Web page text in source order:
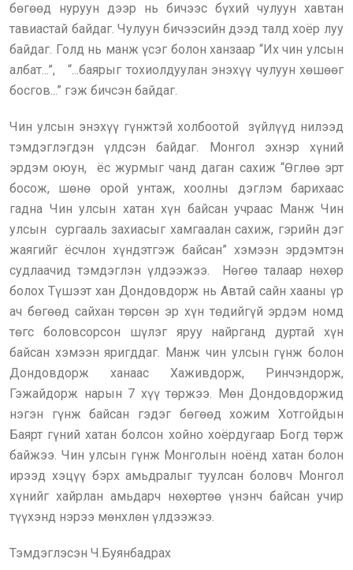
бөгөөд нуруун дээр нь бичээс бүхий чулуун хавтан
тавиастай байдаг. Чулуун бичээсийн дээд талд хоёр луу
байдаг. Голд нь манж үсэг болон ханзаар “Их чин улсын
албат...”, “...баярыг тохиолдуулан энэхүү чулуун хөшөөг
босгов...” гэж бичсэн байдаг.
Чин улсын энэхүү гүнжтэй холбоотой зүйлүүд нилээд
тэмдэглэгдэн үлдсэн байдаг. Монгол эхнэр хүний
эрдэм оюун, ёс журмыг чанд даган сахиж “Өглөө эрт
босож, шөнө орой унтаж, хоолны дэглэм барихаас
гадна Чин улсын хатан хүн байсан учраас Манж Чин
улсын сургааль захиасыг хамгаалан сахиж, гэрийн дэг
жаягийг ёсчлон хүндэтгэж байсан” хэмээн эрдэмтэн
судлаачид тэмдэглэн үлдээжээ. Нөгөө талаар нөхөр
болох Түшээт хан Дондовдорж нь Автай сайн хааны үр
ач бөгөөд сайхан төрсөн эр хүн төдийгүй эрдэм номд
төгс боловсорсон шүлэг яруу найрганд дуртай хүн
байсан хэмээн яригддаг. Манж чин улсын гүнж болон
Дондовдорж ханаас Хаживдорж, Ринчэндорж,
Гэжайдорж нарын 7 хүү төржээ. Мөн Дондовдоржид
нэгэн гүнж байсан гэдэг бөгөөд хожим Хотгойдын
Баярт гүний хатан болсон хойно хоёрдугаар Богд төрж
байжээ. Чин улсын гүнж Монголын ноёнд хатан болон
ирээд хэцүү бэрх амьдралыг туулсан боловч Монгол
хүнийг хайрлан амьдарч нөхөртөө үнэнч байсан учир
түүхэнд нэрээ мөнхлөн үлдээжээ.
Тэмдэглэсэн Ч.Буянбадрах